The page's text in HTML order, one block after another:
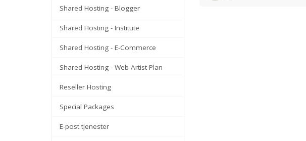
Shared Hosting - Blogger
Shared Hosting - Institute
Shared Hosting - E-Commerce
Shared Hosting - Web Artist Plan
Reseller Hosting
Special Packages
E-post tjenester